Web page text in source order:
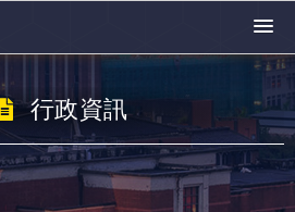
行政資訊